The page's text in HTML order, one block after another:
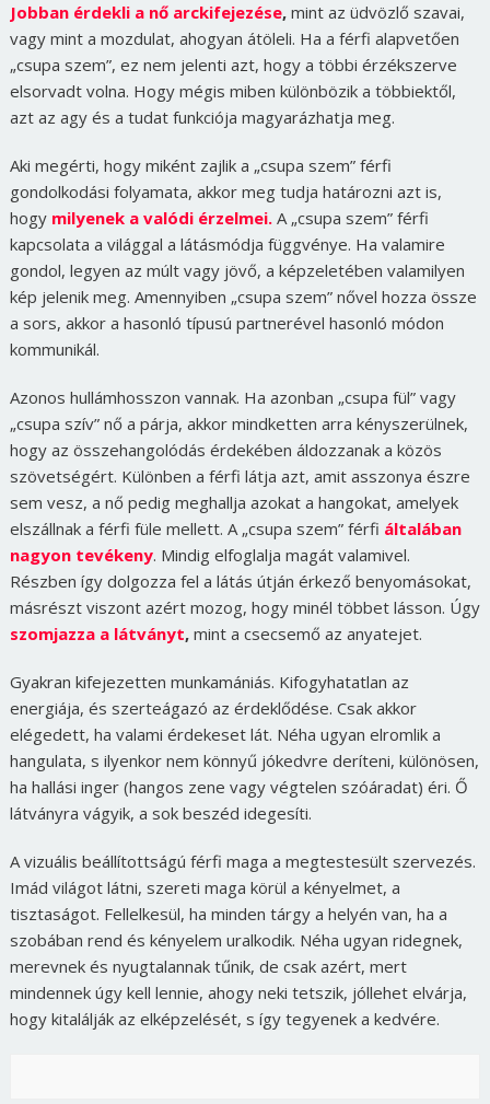
Jobban érdekli a nő arckifejezése,mint az üdvözlő szavai,
vagy mint a mozdulat, ahogyan átöleli. Ha a férfi alapvetően
„csupa szem”, ez nem jelenti azt, hogy a többi érzékszerve
elsorvadt volna. Hogy mégis miben különbözik a többiektől,
azt az agy és a tudat funkciója magyarázhatja meg.
Aki megérti, hogy miként zajlik a „csupa szem” férfi
gondolkodási folyamata, akkor meg tudja határozni azt is,
hogy milyenek a valódi érzelmei.A „csupa szem” férfi
kapcsolata a világgal a látásmódja függvénye. Ha valamire
gondol, legyen az múlt vagy jövő, a képzeletében valamilyen
kép jelenik meg. Amennyiben „csupa szem” nővel hozza össze
a sors, akkor a hasonló típusú partnerével hasonló módon
kommunikál.
Azonos hullámhosszon vannak. Ha azonban „csupa fül” vagy
„csupa szív” nő a párja, akkor mindketten arra kényszerülnek,
hogy az összehangolódás érdekében áldozzanak a közös
szövetségért. Különben a férfi látja azt, amit asszonya észre
sem vesz, a nő pedig meghallja azokat a hangokat, amelyek
elszállnak a férfi füle mellett. A „csupa szem” férfi általában
nagyon tevékeny. Mindig elfoglalja magát valamivel.
Részben így dolgozza fel a látás útján érkező benyomásokat,
másrészt viszont azért mozog, hogy minél többet lásson. Úgy
szomjazza a látványt,mint a csecsemő az anyatejet.
Gyakran kifejezetten munkamániás. Kifogyhatatlan az
energiája, és szerteágazó az érdeklődése. Csak akkor
elégedett, ha valami érdekeset lát. Néha ugyan elromlik a
hangulata, s ilyenkor nem könnyű jókedvre deríteni, különösen,
ha hallási inger (hangos zene vagy végtelen szóáradat) éri. Ő
látványra vágyik, a sok beszéd idegesíti.
A vizuális beállítottságú férfi maga a megtestesült szervezés.
Imád világot látni, szereti maga körül a kényelmet, a
tisztaságot. Fellelkesül, ha minden tárgy a helyén van, ha a
szobában rend és kényelem uralkodik. Néha ugyan ridegnek,
merevnek és nyugtalannak tűnik, de csak azért, mert
mindennek úgy kell lennie, ahogy neki tetszik, jóllehet elvárja,
hogy kitalálják az elképzelését, s így tegyenek a kedvére.